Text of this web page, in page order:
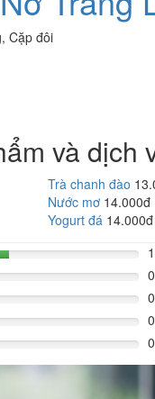
, Cặp đôi
và dịch
Trà chanh đào
Nước mơ 14.000đ
Yogurt đá 14.000đ
1
0
0
0
0